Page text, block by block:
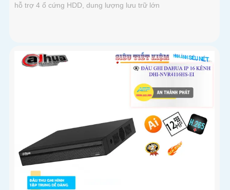
hỗ trợ 4 ổ cứng HDD, dung lượng lưu trữ lớn